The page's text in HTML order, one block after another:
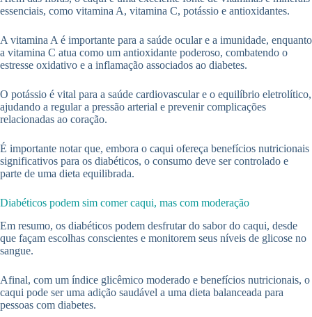
essenciais, como vitamina A, vitamina C, potássio e antioxidantes.
A vitamina A é importante para a saúde ocular e a imunidade, enquanto
a vitamina C atua como um antioxidante poderoso, combatendo o
estresse oxidativo e a inflamação associados ao diabetes.
O potássio é vital para a saúde cardiovascular e o equilíbrio eletrolítico,
ajudando a regular a pressão arterial e prevenir complicações
relacionadas ao coração.
É importante notar que, embora o caqui ofereça benefícios nutricionais
significativos para os diabéticos, o consumo deve ser controlado e
parte de uma dieta equilibrada.
Diabéticos podem sim comer caqui, mas com moderação
Em resumo, os diabéticos podem desfrutar do sabor do caqui, desde
que façam escolhas conscientes e monitorem seus níveis de glicose no
sangue.
Afinal, com um índice glicêmico moderado e benefícios nutricionais, o
caqui pode ser uma adição saudável a uma dieta balanceada para
pessoas com diabetes.